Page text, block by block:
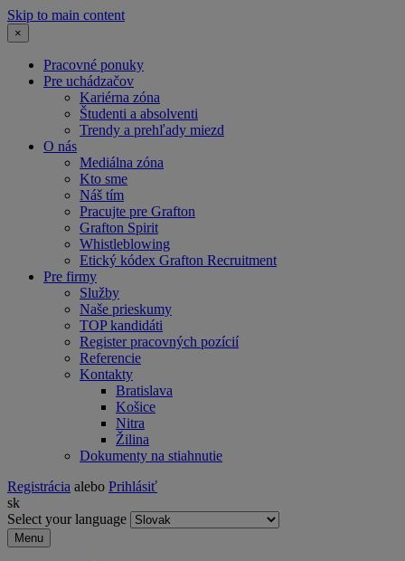
Skip to main content
×
Pracovné ponuky
Pre uchádzačov
Kariérna zóna
Študenti a absolventi
Trendy a prehľady miezd
O nás
Mediálna zóna
Kto sme
Náš tím
Pracujte pre Grafton
Grafton Spirit
Whistleblowing
Etický kódex Grafton Recruitment
Pre firmy
Služby
Naše prieskumy
TOP kandidáti
Register pracovných pozícií
Referencie
Kontakty
Bratislava
Košice
Nitra
Žilina
Dokumenty na stiahnutie
Registrácia alebo Prihlásiť
sk
Select your language
Menu